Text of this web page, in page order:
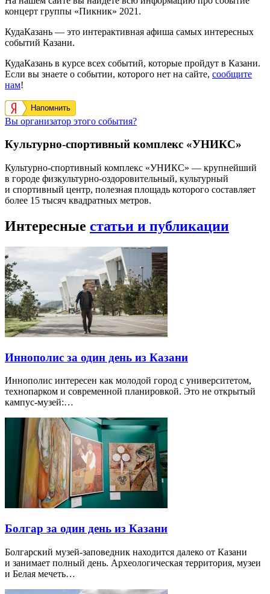
концерт группы «Пикник» 2021.
КудаКазань — это интерактивная афиша самых интересных
событий Казани.
КудаКазань в курсе всех событий, которые пройдут в Казани.
Если вы знаете о событии, которого нет на сайте, сообщите
нам!
Напомнить
Вы организатор этого события?
Культурно-спортивный комплекс «УНИКС»
Культурно-спортивный комплекс «УНИКС» — крупнейший
в городе физкультурно-оздоровительный, культурный
и спортивный центр, полезная площадь которого составляет
более 15 тысяч квадратных метров.
Интересные статьи и публикации
Иннополис за один день из Казани
Иннополис интересен как молодой город с университетом,
технопарком и современной планировкой. Это не открытый
кампус-музей:…
Болгар за один день из Казани
Болгарский музей-заповедник находится далеко от Казани
и занимает полный день. Археологическая территория, музеи
и Белая мечеть…